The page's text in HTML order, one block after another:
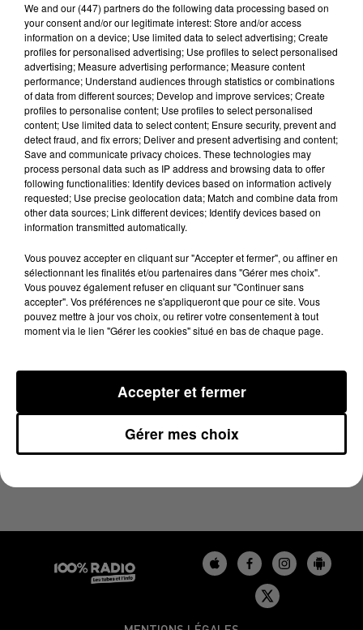
Lecture (4 min 19 sec)
100%
26 juin 2023 - 4 min 19 sec
LES INFOS DU GERS DU 26/06/2023 À 07H59
We and our (447) partnersdo the following data processing based on
your consent and/or our legitimate interest: Store and/or access
information on a device; Use limited data to select advertising; Create
profiles for personalised advertising; Use profiles to select personalised
advertising; Measure advertising performance; Measure content
performance; Understand audiences through statistics or combinations
of data from different sources; Develop and improve services; Create
profiles to personalise content; Use profiles to select personalised
content; Use limited data to select content; Ensure security, prevent and
detect fraud, and fix errors; Deliver and present advertising and content;
Save and communicate privacy choices. These technologies may
process personal data such as IP address and browsing data to offer
following functionalities: Identify devices based on information actively
requested; Use precise geolocation data; Match and combine data from
other data sources; Link different devices; Identify devices based on
information transmitted automatically.
Vous pouvez accepter en cliquant sur "Accepter et fermer", ou affiner en
sélectionnant les finalités et/ou partenaires dans "Gérer mes choix".
Vous pouvez également refuser en cliquant sur "Continuer sans
accepter". Vos préférences ne s'appliqueront que pour ce site. Vous
pouvez mettre à jour vos choix, ou retirer votre consentement à tout
moment via le lien "Gérer les cookies" situé en bas de chaque page.
Gérer mes choix
Accepter et fermer